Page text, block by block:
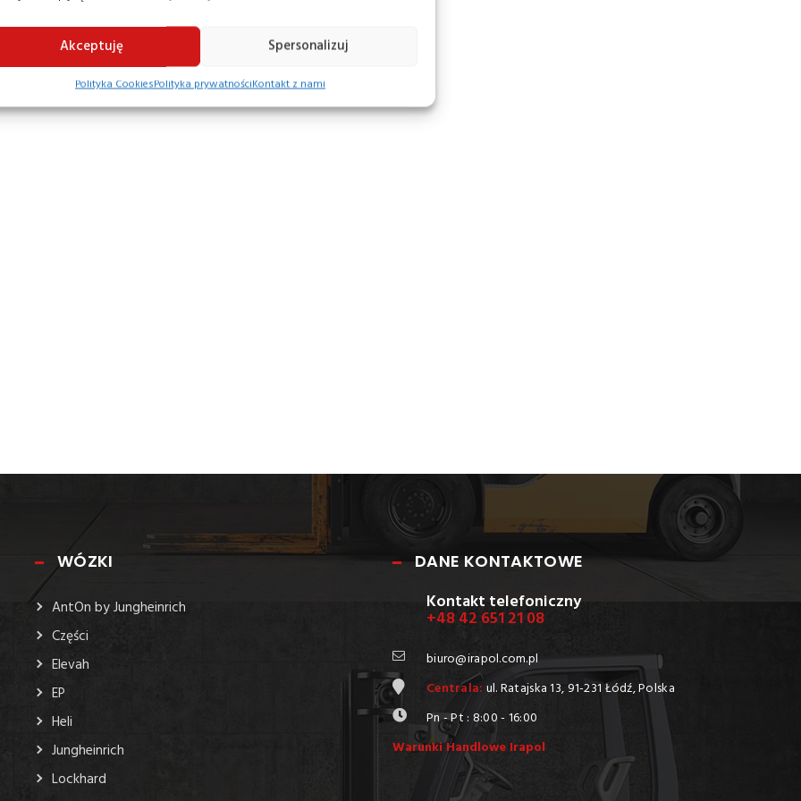
Akceptuję Spersonalizuj
Polityka CookiesPolityka prywatnościKontakt z nami
WÓZKI
AntOn by Jungheinrich
Części
Elevah
EP
Heli
Jungheinrich
Lockhard
DANE KONTAKTOWE
Kontakt telefoniczny
+48 42 651 21 08
biuro@irapol.com.pl
Centrala: ul. Ratajska 13, 91-231 Łódź, Polska
Pn - Pt : 8:00 - 16:00
Warunki Handlowe Irapol